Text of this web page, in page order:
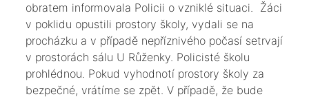
obratem informovala Policii o vzniklé situaci. Žáci
v poklidu opustili prostory školy, vydali se na
procházku a v případě nepříznivého počasí setrvají
v prostorách sálu U Růženky. Policisté školu
prohlédnou. Pokud vyhodnotí prostory školy za
bezpečné, vrátíme se zpět. V případě, že bude